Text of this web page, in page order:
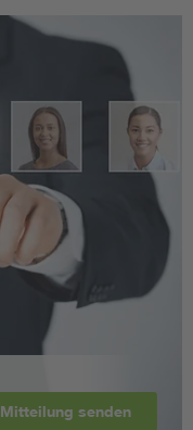
Mitteilung senden